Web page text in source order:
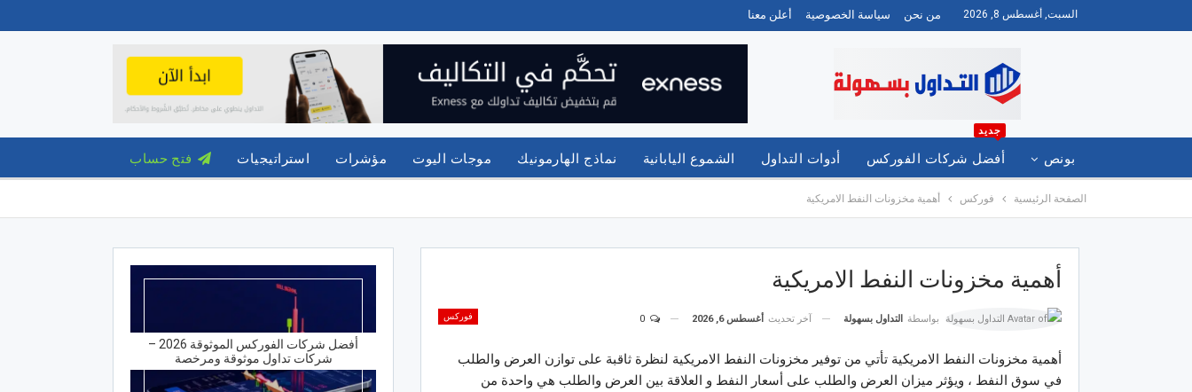
السبت, أغسطس 8, 2026 من نحن سياسة الخصوصية أعلن معنا
بونص أفضل شركات الفوركس
جديد
أدوات التداول الشموع اليابانية نماذج الهارمونيك موجات اليوت مؤشرات استراتيجيات فتح حساب
العربية
الصفحة الرئيسية فوركس أهمية مخزونات النفط الامريكية
أهمية مخزونات النفط الامريكية
فوركس بواسطة التداول بسهولة آخر تحديث أغسطس 6, 2026
أهمية مخزونات النفط الامريكية تأتي من توفير مخزونات النفط الامريكية لنظرة ثاقبة على توازن العرض والطلب
في سوق النفط ، ويؤثر ميزان العرض والطلب على أسعار النفط و العلاقة بين العرض والطلب هي واحدة من
أفضل شركات الفوركس الموثوقة 2026 –
شركات تداول موثوقة ومرخصة